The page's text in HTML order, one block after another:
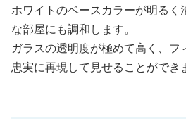
ホワイトのベースカラーが明るく
な部屋にも調和します。
ガラスの透明度が極めて高く、
忠実に再現して見せることができ